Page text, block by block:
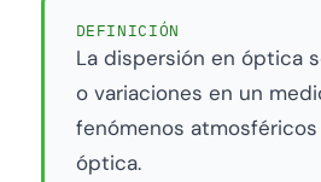
DEFINICIÓN
La dispersión en óptica
o variaciones en un
fenómenos
óptica.